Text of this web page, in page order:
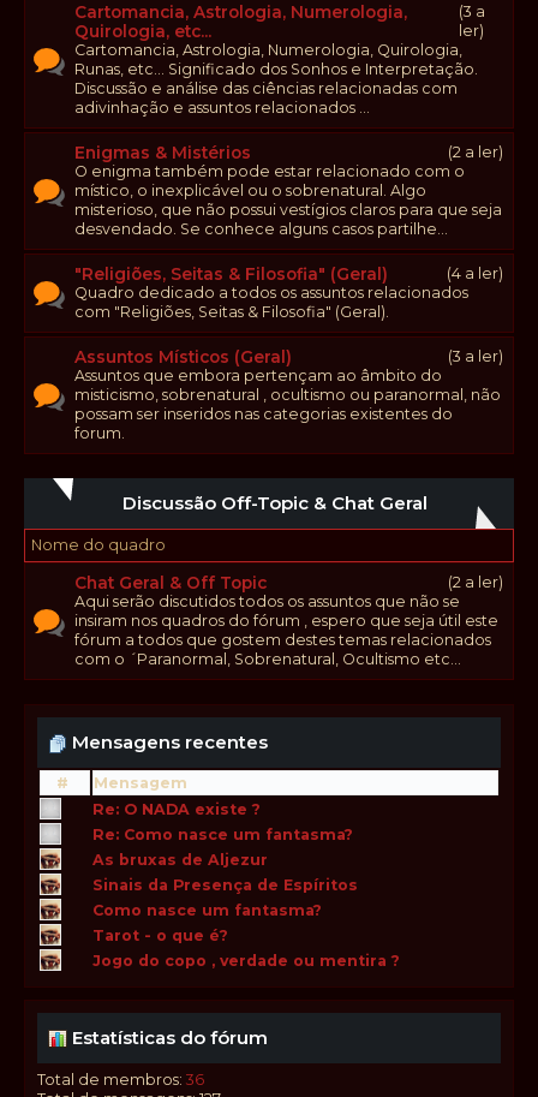
Cartomancia, Astrologia, Numerologia,
Quirologia, etc...
(3 a
ler)
Cartomancia, Astrologia, Numerologia, Quirologia,
Runas, etc... Significado dos Sonhos e Interpretação.
Discussão e análise das ciências relacionadas com
adivinhação e assuntos relacionados ...
Enigmas & Mistérios
(2 a ler)
O enigma também pode estar relacionado com o
místico, o inexplicável ou o sobrenatural. Algo
misterioso, que não possui vestígios claros para que seja
desvendado. Se conhece alguns casos partilhe...
"Religiões, Seitas & Filosofia" (Geral)
(4 a ler)
Quadro dedicado a todos os assuntos relacionados
com "Religiões, Seitas & Filosofia" (Geral).
Assuntos Místicos (Geral)
(3 a ler)
Assuntos que embora pertençam ao âmbito do
misticismo, sobrenatural , ocultismo ou paranormal, não
possam ser inseridos nas categorias existentes do
forum.
Discussão Off-Topic & Chat Geral
Nome do quadro
Chat Geral & Off Topic
(2 a ler)
Aqui serão discutidos todos os assuntos que não se
insiram nos quadros do fórum , espero que seja útil este
fórum a todos que gostem destes temas relacionados
com o ´Paranormal, Sobrenatural, Ocultismo etc...
Mensagens recentes
#
Mensagem
Re: O NADA existe ?
Re: Como nasce um fantasma?
As bruxas de Aljezur
Sinais da Presença de Espíritos
Como nasce um fantasma?
Tarot - o que é?
Jogo do copo , verdade ou mentira ?
Estatísticas do fórum
Total de membros: 36